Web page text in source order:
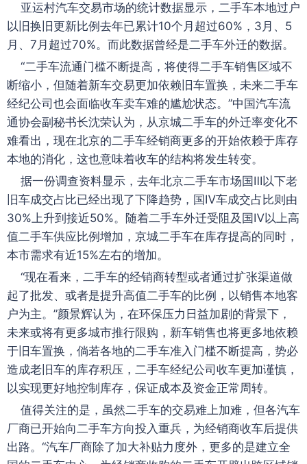
亚运村汽车交易市场的统计数据显示，二手车本地过户
以旧换旧更新比例去年已累计10个月超过60%，3月、5
月、7月超过70%。而此数据曾经是二手车外迁的数据。
“二手车流通门槛不断提高，将使得二手车销售区域不
断缩小，但随着新车交易更加依赖旧车置换，未来二手车
经纪公司也会面临收车卖车难的尴尬状态。”中国汽车流
通协会副秘书长沈荣认为，从京城二手车的外迁率变化不
难看出，现在北京的二手车经销商更多的开始依赖于库存
本地的消化，这也意味着收车的结构将发生转变。
据一份调查资料显示，去年北京二手车市场国Ⅲ以下老
旧车成交占比已经出现了下降趋势，国Ⅳ车成交占比则由
30%上升到接近50%。随着二手车外迁受阻及国Ⅳ以上高
值二手车供应比例增加，京城二手车在库存提高的同时，
本市需求有近15%左右的增加。
“现在看来，二手车的经销商转型或者通过扩张渠道做
起了批发、或者是提升高值二手车的比例，以销售本地客
户为主。”颜景辉认为，在环保压力日益加剧的背景下，
未来或将有更多城市推行限购，新车销售也将更多地依赖
于旧车置换，倘若各地的二手车准入门槛不断提高，势必
造成老旧车的库存积压，二手车经纪公司收车更加谨慎，
以实现更好地控制库存，保证成本及资金正常周转。
值得关注的是，虽然二手车的交易难上加难，但各汽车
厂商已开始向二手车方向投入重兵，为经销商收车后提供
出路。“汽车厂商除了加大补贴力度外，更多的是建立全